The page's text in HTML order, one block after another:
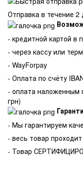
Отправка в течение 2
- кредитной картой в
- через кассу или
- WayForpay
- Оплата по счёту
- оплата наложенным
грн)
- Мы гарантируем
- весь товар
- Товар